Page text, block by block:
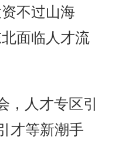
不过山海
面临人才流
人才专区引
才等新潮手